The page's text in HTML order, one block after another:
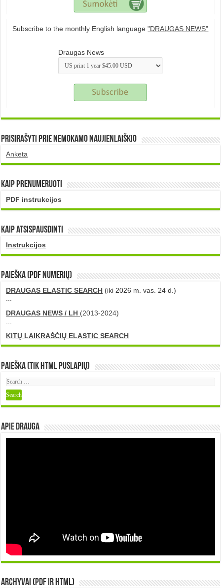
Subscribe to the monthly English language"DRAUGAS NEWS"
Draugas News
Prisirašyti prie nemokamo naujienlaiškio
Anketa
Kaip prenumeruoti
PDF instrukcijos
Kaip atsispausdinti
Instrukcijos
PAIEŠKA (PDF numerių)
DRAUGAS ELASTIC SEARCH (iki 2026 m. vas. 24 d.)
...
DRAUGAS NEWS / LH (2013-2024)
...
KITŲ LAIKRAŠČIŲ ELASTIC SEARCH
Paieška (tik HTML puslapių)
Apie DRAUGA
Archyvai (PDF ir HTML)